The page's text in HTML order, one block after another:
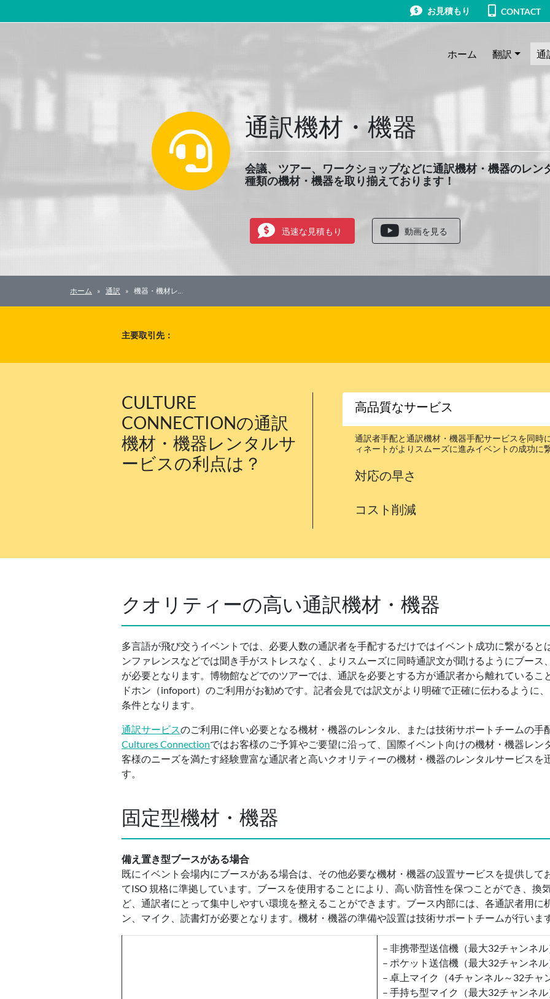
お見積もり CONTACT
メインナビゲーション ホーム 翻訳 通
通訳機材・機器
会議、ツアー、ワークショップなどに通訳機材・機器のレン
種類の機材・機器を取り揃えております！
迅速な見積もり 動画を見る
ホーム 通訳 機器・機材レ…
主要取引先：
CULTURE
CONNECTIONの通訳
機材・機器レンタルサ
ービスの利点は？
高品質なサービス
通訳者手配と通訳機材・機器手配サービスを同時
ィネートがよりスムーズに進みイベントの成功に
対応の早さ
コスト削減
クオリティーの高い通訳機材・機器
多言語が飛び交うイベントでは、必要人数の通訳者を手配するだけではイベント成功に繋がると
ンファレンスなどでは聞き手がストレスなく、よりスムーズに同時通訳文が聞けるようにブース
が必要となります。博物館などでのツアーでは、通訳を必要とする方が通訳者から離れているこ
ドホン（infoport）のご利用がお勧めです。記者会見では訳文がより明確で正確に伝わるように
条件となります。
通訳サービスのご利用に伴い必要となる機材・機器のレンタル、または技術サポートチームの手
Cultures Connectionではお客様のご予算やご要望に沿って、国際イベント向けの機材・機器レン
客様のニーズを満たす経験豊富な通訳者と高いクオリティーの機材・機器のレンタルサービスを
す。
固定型機材・機器
備え置き型ブースがある場合
既にイベント会場内にブースがある場合は、その他必要な機材・機器の設置サービスを提供して
てISO 規格に準拠しています。ブースを使用することにより、高い防音性を保つことができ、換
ど、通訳者にとって集中しやすい環境を整えることができます。ブース内部には、各通訳者用に
ン、マイク、読書灯が必要となります。機材・機器の準備や設置は技術サポートチームが行います
– 非携帯型送信機（最大32チャンネル
– ポケット送信機（最大32チャンネル
– 卓上マイク（4チャンネル～32チャ
– 手持ち型マイク（最大32チャンネル